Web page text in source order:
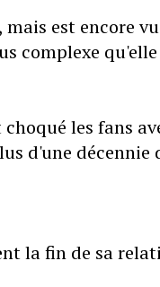
est encore
complexe
les fans
d'une
la fin de sa